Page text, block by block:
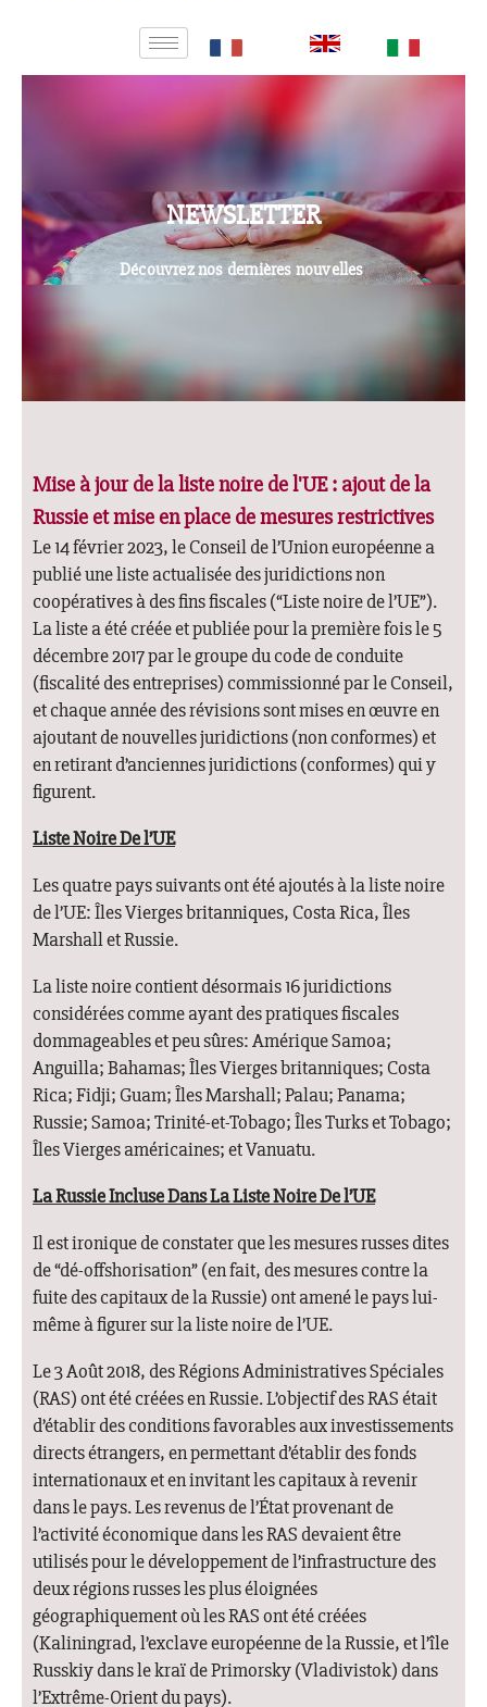
NEWSLETTER
Découvrez nos dernières nouvelles
Mise à jour de la liste noire de l'UE : ajout de la
Russie et mise en place de mesures restrictives
Le 14 février 2023, le Conseil de l’Union européenne a
publié une liste actualisée des juridictions non
coopératives à des fins fiscales (“Liste noire de l’UE”).
La liste a été créée et publiée pour la première fois le 5
décembre 2017 par le groupe du code de conduite
(fiscalité des entreprises) commissionné par le Conseil,
et chaque année des révisions sont mises en œuvre en
ajoutant de nouvelles juridictions (non conformes) et
en retirant d’anciennes juridictions (conformes) qui y
figurent.
Liste Noire De l’UE
Les quatre pays suivants ont été ajoutés à la liste noire
de l’UE: Îles Vierges britanniques, Costa Rica, Îles
Marshall et Russie.
La liste noire contient désormais 16 juridictions
considérées comme ayant des pratiques fiscales
dommageables et peu sûres: Amérique Samoa;
Anguilla; Bahamas; Îles Vierges britanniques; Costa
Rica; Fidji; Guam; Îles Marshall; Palau; Panama;
Russie; Samoa; Trinité-et-Tobago; Îles Turks et Tobago;
Îles Vierges américaines; et Vanuatu.
La Russie Incluse Dans La Liste Noire De l’UE
Il est ironique de constater que les mesures russes dites
de “dé-offshorisation” (en fait, des mesures contre la
fuite des capitaux de la Russie) ont amené le pays lui-
même à figurer sur la liste noire de l’UE.
Le 3 Août 2018, des Régions Administratives Spéciales
(RAS) ont été créées en Russie. L’objectif des RAS était
d’établir des conditions favorables aux investissements
directs étrangers, en permettant d’établir des fonds
internationaux et en invitant les capitaux à revenir
dans le pays. Les revenus de l’État provenant de
l’activité économique dans les RAS devaient être
utilisés pour le développement de l’infrastructure des
deux régions russes les plus éloignées
géographiquement où les RAS ont été créées
(Kaliningrad, l’exclave européenne de la Russie, et l’île
Russkiy dans le kraï de Primorsky (Vladivistok) dans
l’Extrême-Orient du pays).